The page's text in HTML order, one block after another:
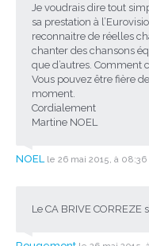
Je voudrais dire tout
sa prestation à
reconnaitre de réelles
chanter des chansons
que d’autres. Comment
Vous pouvez être fière
moment.
Cordialement
Martine NOEL
NOEL le 26 mai 2015, à 08:36
Le CA BRIVE CORREZE